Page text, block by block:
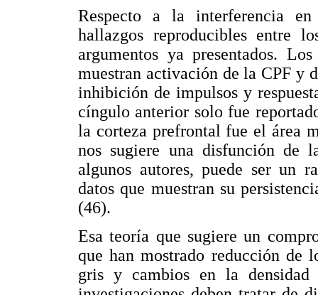
Respecto a la interferencia
hallazgos reproducibles entre
argumentos ya presentados.
muestran activación de la CPF y
inhibición de impulsos y
cíngulo anterior solo fue
la corteza prefrontal fue el área
nos sugiere una disfunción de
algunos autores, puede ser un
datos que muestran su
(46).
Esa teoría que sugiere un
que han mostrado reducción de
gris y cambios en la